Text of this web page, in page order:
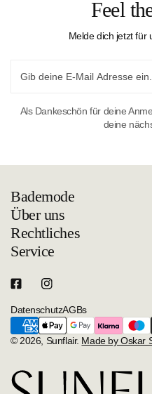
Feel
Melde dich jetzt für
Als Dankeschön für deine
deine
Bademode
Über uns
Rechtliches
Service
© 2026, Sunflair. Made by Oskar
DatenschutzAGBs
Zahlungsarten